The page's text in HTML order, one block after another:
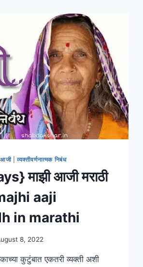
आजी|व्यक्तीवर्णनात्मक निबंध
माझी आजी मराठी
aaji
in marathi
8, 2022
कुटुंबात एकतरी व्यक्ती अशी